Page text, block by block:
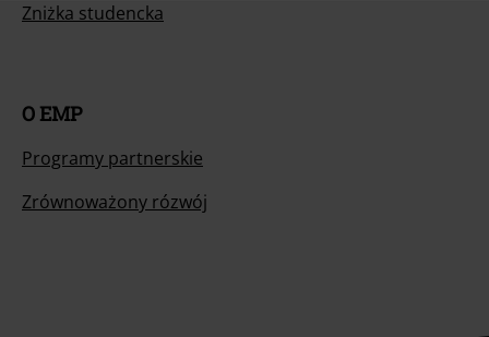
Zniżka studencka
O EMP
Programy partnerskie
Zrównoważony rózwój